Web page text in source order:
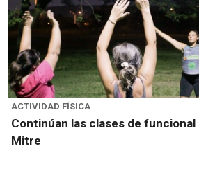
ACTIVIDAD FÍSICA
Continúan las clases de
Mitre